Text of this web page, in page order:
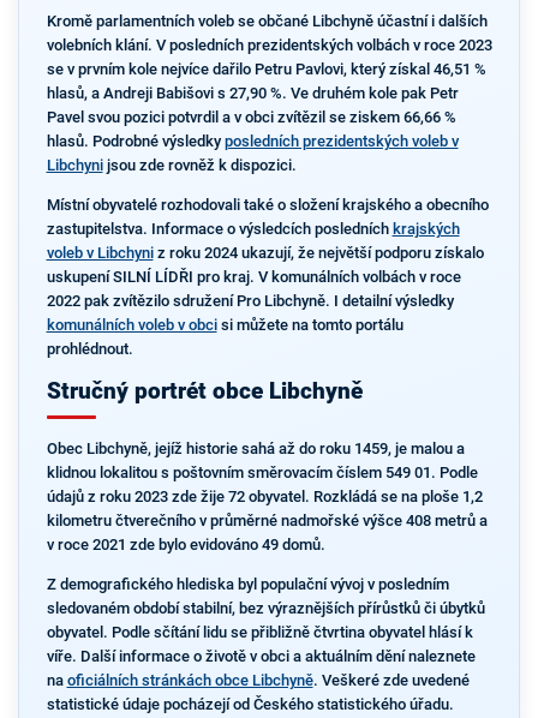
Kromě parlamentních voleb se občané Libchyně účastní i dalších
volebních klání. V posledních prezidentských volbách v roce 2023
se v prvním kole nejvíce dařilo Petru Pavlovi, který získal 46,51 %
hlasů, a Andreji Babišovi s 27,90 %. Ve druhém kole pak Petr
Pavel svou pozici potvrdil a v obci zvítězil se ziskem 66,66 %
hlasů. Podrobné výsledky posledních prezidentských voleb v
Libchynijsou zde rovněž k dispozici.
Místní obyvatelé rozhodovali také o složení krajského a obecního
zastupitelstva. Informace o výsledcích posledních krajských
voleb v Libchyniz roku 2024 ukazují, že největší podporu získalo
uskupení SILNÍ LÍDŘI pro kraj. V komunálních volbách v roce
2022 pak zvítězilo sdružení Pro Libchyně. I detailní výsledky
komunálních voleb v obcisi můžete na tomto portálu
prohlédnout.
Stručný portrét obce Libchyně
Obec Libchyně, jejíž historie sahá až do roku 1459, je malou a
klidnou lokalitou s poštovním směrovacím číslem 549 01. Podle
údajů z roku 2023 zde žije 72 obyvatel. Rozkládá se na ploše 1,2
kilometru čtverečního v průměrné nadmořské výšce 408 metrů a
v roce 2021 zde bylo evidováno 49 domů.
Z demografického hlediska byl populační vývoj v posledním
sledovaném období stabilní, bez výraznějších přírůstků či úbytků
obyvatel. Podle sčítání lidu se přibližně čtvrtina obyvatel hlásí k
víře. Další informace o životě v obci a aktuálním dění naleznete
na oficiálních stránkách obce Libchyně. Veškeré zde uvedené
statistické údaje pocházejí od Českého statistického úřadu.